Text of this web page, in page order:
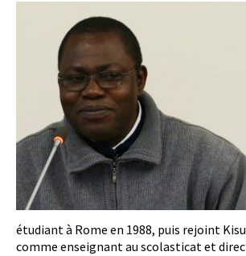
étudiant à Rome en 1988, puis rejoint
comme enseignant au scolasticat et